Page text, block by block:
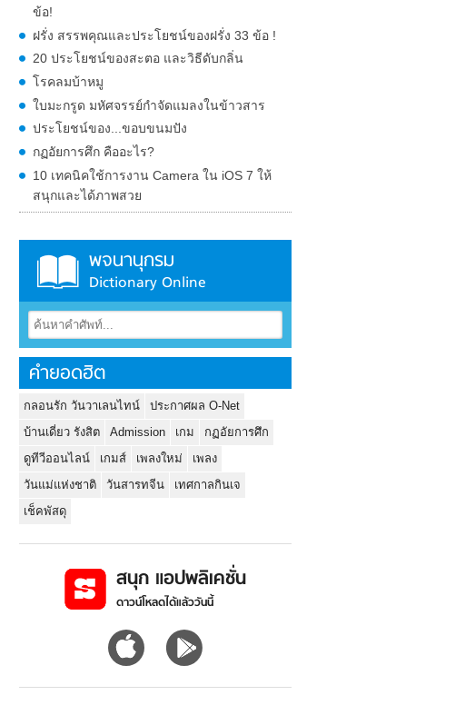
ข้อ!
ฝรั่ง สรรพคุณและประโยชน์ของฝรั่ง 33 ข้อ !
20 ประโยชน์ของสะตอ และวิธีดับกลิ่น
โรคลมบ้าหมู
ใบมะกรูด มหัศจรรย์กำจัดแมลงในข้าวสาร
ประโยชน์ของ...ขอบขนมปัง
กฏอัยการศึก คืออะไร?
10 เทคนิคใช้การงาน Camera ใน iOS 7 ให้
สนุกและได้ภาพสวย
พจนานุกรม
Dictionary Online
คำยอดฮิต
กลอนรัก วันวาเลนไทน์
ประกาศผล O-Net
บ้านเดี่ยว รังสิต
Admission เกม
กฏอัยการศึก
ดูทีวีออนไลน์
เกมส์ เพลงใหม่
เพลง
วันแม่แห่งชาติ
วันสารทจีน
เทศกาลกินเจ
เช็คพัสดุ
สนุก แอปพลิเคชั่น
ดาวน์โหลดได้แล้ววันนี้